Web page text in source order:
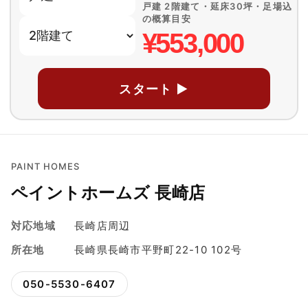
戸建 2階建て・延床30坪・足場込
の概算目安
¥553,000
スタート ▶
PAINT HOMES
ペイントホームズ 長崎店
対応地域
長崎店周辺
所在地
長崎県長崎市平野町22-10 102号
050-5530-6407